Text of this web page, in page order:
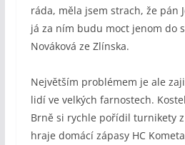
ráda, měla jsem strach, že pán
já za ním budu moct jenom do
Nováková ze Zlínska.
Největším problémem je ale
lidí ve velkých farnostech.
Brně si rychle pořídil turnikety
hraje domácí zápasy HC